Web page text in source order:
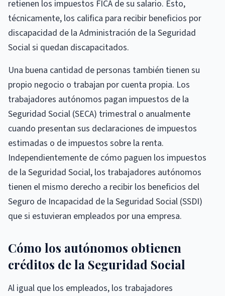
retienen los impuestos FICA de su salario. Esto,
técnicamente, los califica para recibir beneficios por
discapacidad de la Administración de la Seguridad
Social si quedan discapacitados.
Una buena cantidad de personas también tienen su
propio negocio o trabajan por cuenta propia. Los
trabajadores autónomos pagan impuestos de la
Seguridad Social (SECA) trimestral o anualmente
cuando presentan sus declaraciones de impuestos
estimadas o de impuestos sobre la renta.
Independientemente de cómo paguen los impuestos
de la Seguridad Social, los trabajadores autónomos
tienen el mismo derecho a recibir los beneficios del
Seguro de Incapacidad de la Seguridad Social (SSDI)
que si estuvieran empleados por una empresa.
Cómo los autónomos obtienen
créditos de la Seguridad Social
Al igual que los empleados, los trabajadores